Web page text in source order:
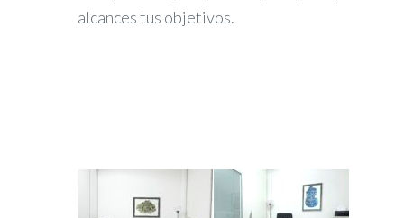
alcances tus objetivos.